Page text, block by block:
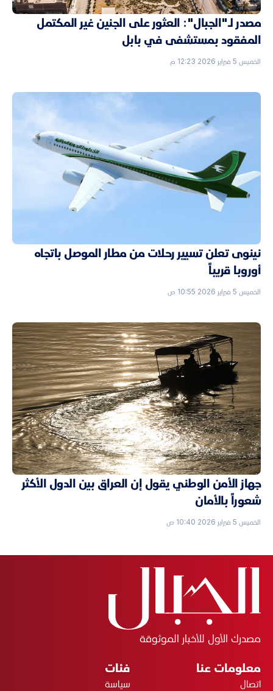
مصدر لـ"الجبال": العثور على الجنين غير المكتمل
المفقود بمستشفى في بابل
الخميس 5 فبراير 2026 12:23 م
نينوى تعلن تسيير رحلات من مطار الموصل باتجاه
أوروبا قريباً
الخميس 5 فبراير 2026 10:55 ص
جهاز الأمن الوطني يقول إن العراق بين الدول الأكثر
شعوراً بالأمان
الخميس 5 فبراير 2026 10:40 ص
مصدرك الأول للأخبار الموثوقة
معلومات عنا
اتصال
فئات
سياسة